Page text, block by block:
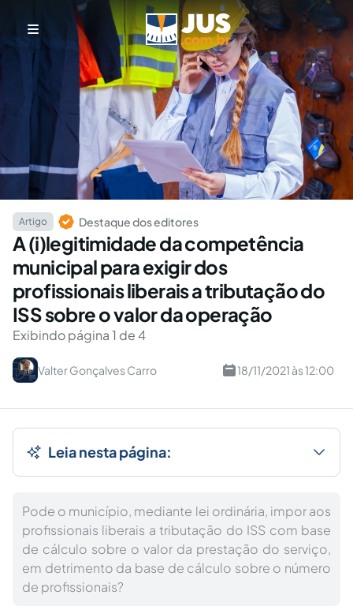
Artigo Destaque dos editores
A (i)legitimidade da competência
municipal para exigir dos
profissionais liberais a tributação do
ISS sobre o valor da operação
Exibindo página 1 de 4
Valter Gonçalves Carro 18/11/2021 às 12:00
Leia nesta página:
Pode o município, mediante lei ordinária, impor aos
profissionais liberais a tributação do ISS com base
de cálculo sobre o valor da prestação do serviço,
em detrimento da base de cálculo sobre o número
de profissionais?